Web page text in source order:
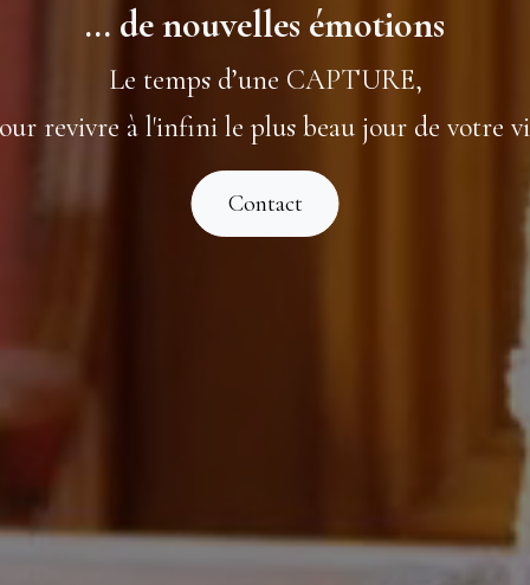
... de nouvelles émotions
Le temps d’une CAPTURE,
revivre à l'infini le plus beau jour de votre
Contact